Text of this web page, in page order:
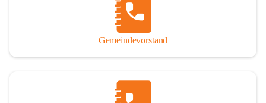
Gemeindevorstand